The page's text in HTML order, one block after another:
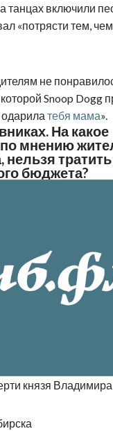
танцах включили
«потрясти тем,
не
Snoop Dogg
одарила тебя мама».
На какое
мнению
бюджета?
князя Владимира